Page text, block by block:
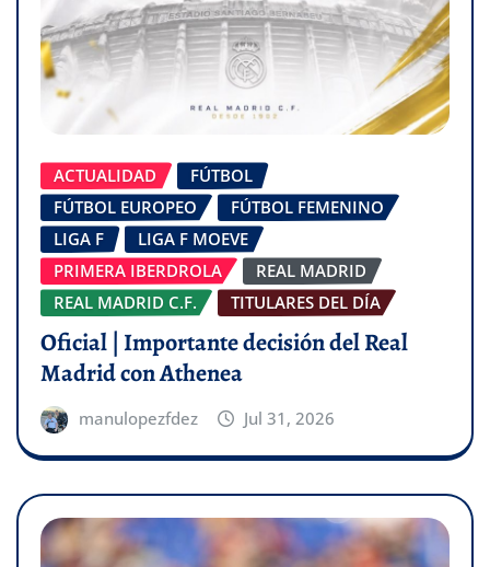
ACTUALIDAD
FÚTBOL
FÚTBOL EUROPEO
FÚTBOL FEMENINO
LIGA F
LIGA F MOEVE
PRIMERA IBERDROLA
REAL MADRID
REAL MADRID C.F.
TITULARES DEL DÍA
Oficial | Importante decisión del Real
Madrid con Athenea
manulopezfdez Jul 31, 2026